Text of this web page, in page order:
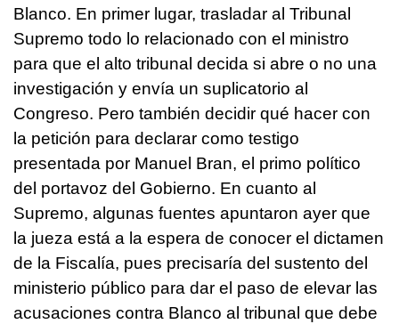
Blanco. En primer lugar, trasladar al Tribunal
Supremo todo lo relacionado con el ministro
para que el alto tribunal decida si abre o no una
investigación y envía un suplicatorio al
Congreso. Pero también decidir qué hacer con
la petición para declarar como testigo
presentada por Manuel Bran, el primo político
del portavoz del Gobierno. En cuanto al
Supremo, algunas fuentes apuntaron ayer que
la jueza está a la espera de conocer el dictamen
de la Fiscalía, pues precisaría del sustento del
ministerio público para dar el paso de elevar las
acusaciones contra Blanco al tribunal que debe